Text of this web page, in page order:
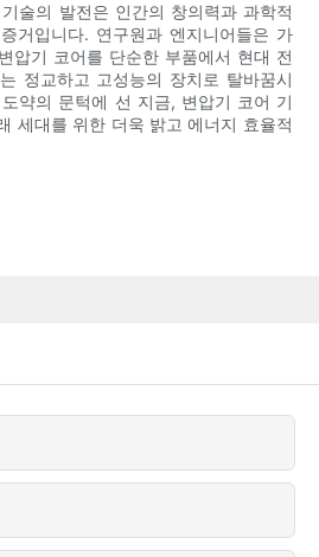
술의 발전은 인간의 창의력과 과학적
거입니다. 연구원과 엔지니어들은 가
압기 코어를 단순한 부품에서 현대 전
정교하고 고성능의 장치로 탈바꿈시
약의 문턱에 선 지금, 변압기 코어 기
세대를 위한 더욱 밝고 에너지 효율적